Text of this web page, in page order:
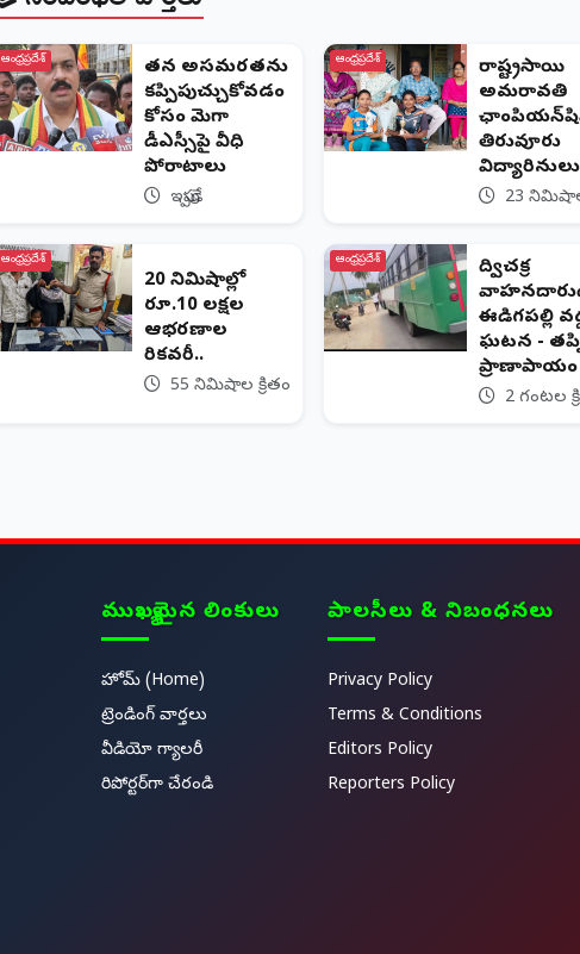
ఆంధ్రప్రదేశ్
తన అసమర్థతను
కప్పిపుచ్చుకోవడం
కోసం మెగా
డీఎస్సీపై వీధి
పోరాటాలు
ఇప్పుడే
ఆంధ్రప్రదేశ్
రాష్ట్రస్థాయి
అమరావతి
తిరువూరు
విద్యార్థినులు
23
ఆంధ్రప్రదేశ్
20 నిమిషాల్లో
రూ.10 లక్షల
ఆభరణాల
రికవరీ..
55 నిమిషాల క్రితం
ఆంధ్రప్రదేశ్
ద్విచక్ర
ఈడిగపల్లి
ఘటన -
ప్రాణాపాయం
2 గంటల
ముఖ్యమైన లింకులు
హోమ్ (Home)
ట్రెండింగ్ వార్తలు
వీడియో గ్యాలరీ
రిపోర్టర్‌గా చేరండి
పాలసీలు & నిబంధనలు
Privacy Policy
Terms & Conditions
Editors Policy
Reporters Policy